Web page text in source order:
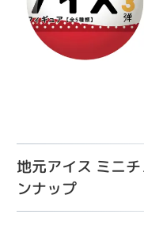
地元アイス ミニ
ンナップ